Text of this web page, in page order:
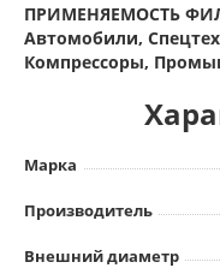
ПРИМЕНЯЕМОСТЬ
Автомобили,
Компрессоры,
Марка
Производитель
Внешний диаметр